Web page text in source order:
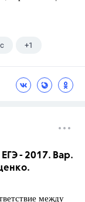
+1
- 2017. Вар.
между